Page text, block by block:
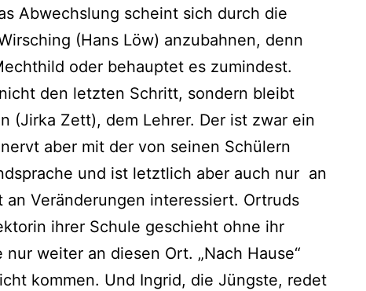
Abwechslung scheint sich durch die
(Hans Löw) anzubahnen, denn
oder behauptet es zumindest.
den letzten Schritt, sondern bleibt
(Jirka Zett), dem Lehrer. Der ist zwar ein
aber mit der von seinen Schülern
und ist letztlich aber auch nur an
an Veränderungen interessiert. Ortruds
ihrer Schule geschieht ohne ihr
weiter an diesen Ort. „Nach Hause“
kommen. Und Ingrid, die Jüngste, redet